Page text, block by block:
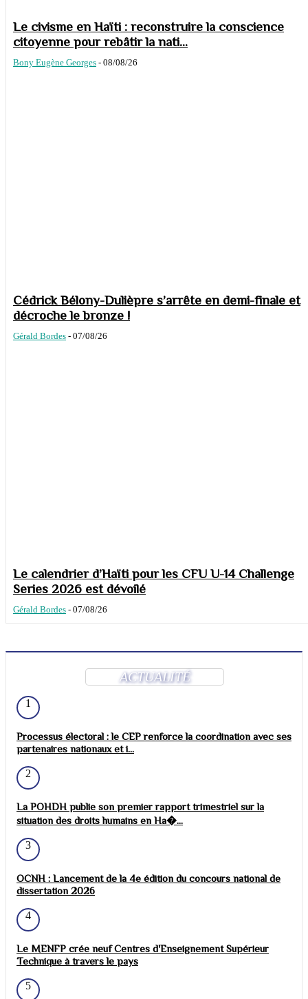
Le civisme en Haïti : reconstruire la conscience
citoyenne pour rebâtir la nati...
Bony Eugène Georges - 08/08/26
Cédrick Bélony-Dulièpre s’arrête en demi-finale et
décroche le bronze !
Gérald Bordes - 07/08/26
Le calendrier d’Haïti pour les CFU U-14 Challenge
Series 2026 est dévoilé
Gérald Bordes - 07/08/26
ACTUALITÉ
1
Processus électoral : le CEP renforce la coordination avec ses
partenaires nationaux et i...
2
La POHDH publie son premier rapport trimestriel sur la
situation des droits humains en Ha�...
3
OCNH : Lancement de la 4e édition du concours national de
dissertation 2026
4
Le MENFP crée neuf Centres d'Enseignement Supérieur
Technique à travers le pays
5